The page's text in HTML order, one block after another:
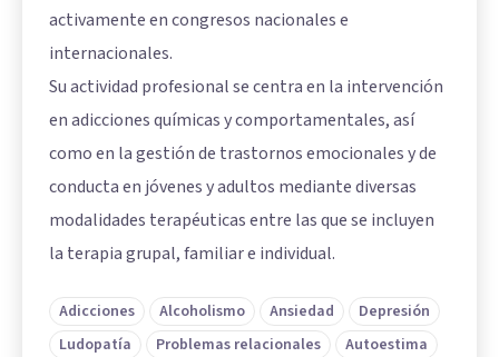
activamente en congresos nacionales e
internacionales.
Su actividad profesional se centra en la intervención
en adicciones químicas y comportamentales, así
como en la gestión de trastornos emocionales y de
conducta en jóvenes y adultos mediante diversas
modalidades terapéuticas entre las que se incluyen
la terapia grupal, familiar e individual.
Adicciones Alcoholismo Ansiedad
Depresión
Ludopatía
Problemas relacionales
Autoestima